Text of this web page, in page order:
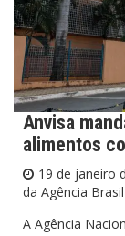
Anvisa
alimentos
19 de janeiro
da Agência Brasil
A Agência